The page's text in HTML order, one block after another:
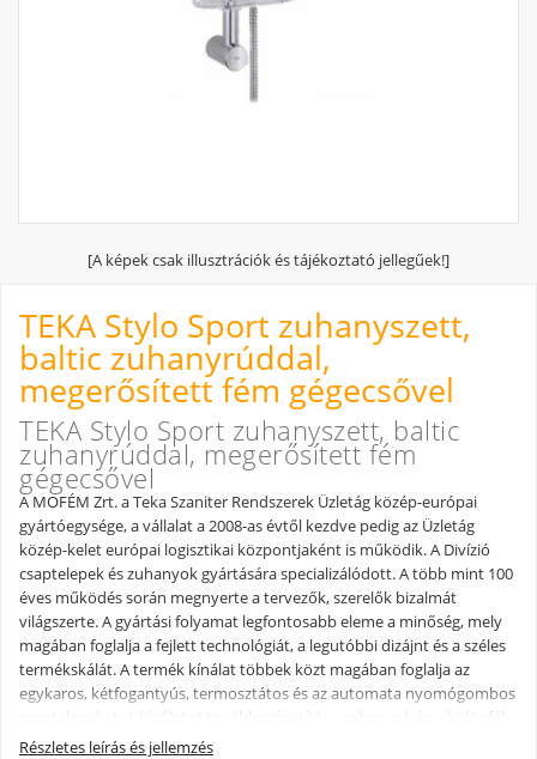
[A képek csak illusztrációk és tájékoztató jellegűek!]
TEKA Stylo Sport zuhanyszett,
baltic zuhanyrúddal,
megerősített fém gégecsővel
TEKA Stylo Sport zuhanyszett, baltic
zuhanyrúddal, megerősített fém
gégecsővel
A MOFÉM Zrt. a Teka Szaniter Rendszerek Üzletág közép-európai
gyártóegysége, a vállalat a 2008-as évtől kezdve pedig az Üzletág
közép-kelet európai logisztikai központjaként is működik. A Divízió
csaptelepek és zuhanyok gyártására specializálódott. A több mint 100
éves működés során megnyerte a tervezők, szerelők bizalmát
világszerte. A gyártási folyamat legfontosabb eleme a minőség, mely
magában foglalja a fejlett technológiát, a legutóbbi dizájnt és a széles
termékskálát. A termék kínálat többek közt magában foglalja az
egykaros, kétfogantyús, termosztátos és az automata nyomógombos
csaptelepeket. A kínálatot tovább színesítik a zuhanyok és a különféle
kiegészítők. Az olyan termékjellemzőknek köszönhetően, mint a
Részletes leírás és jellemzés